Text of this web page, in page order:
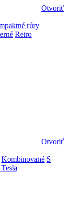
Otvoriť
rúry
Retro
Otvoriť
Kombinované S